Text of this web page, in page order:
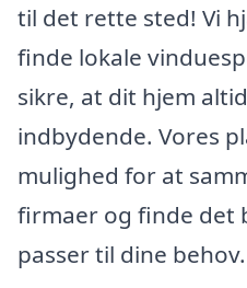
til det rette sted! Vi
finde lokale
sikre, at dit hjem
indbydende. Vores
mulighed for at
firmaer og finde det
passer til dine behov.